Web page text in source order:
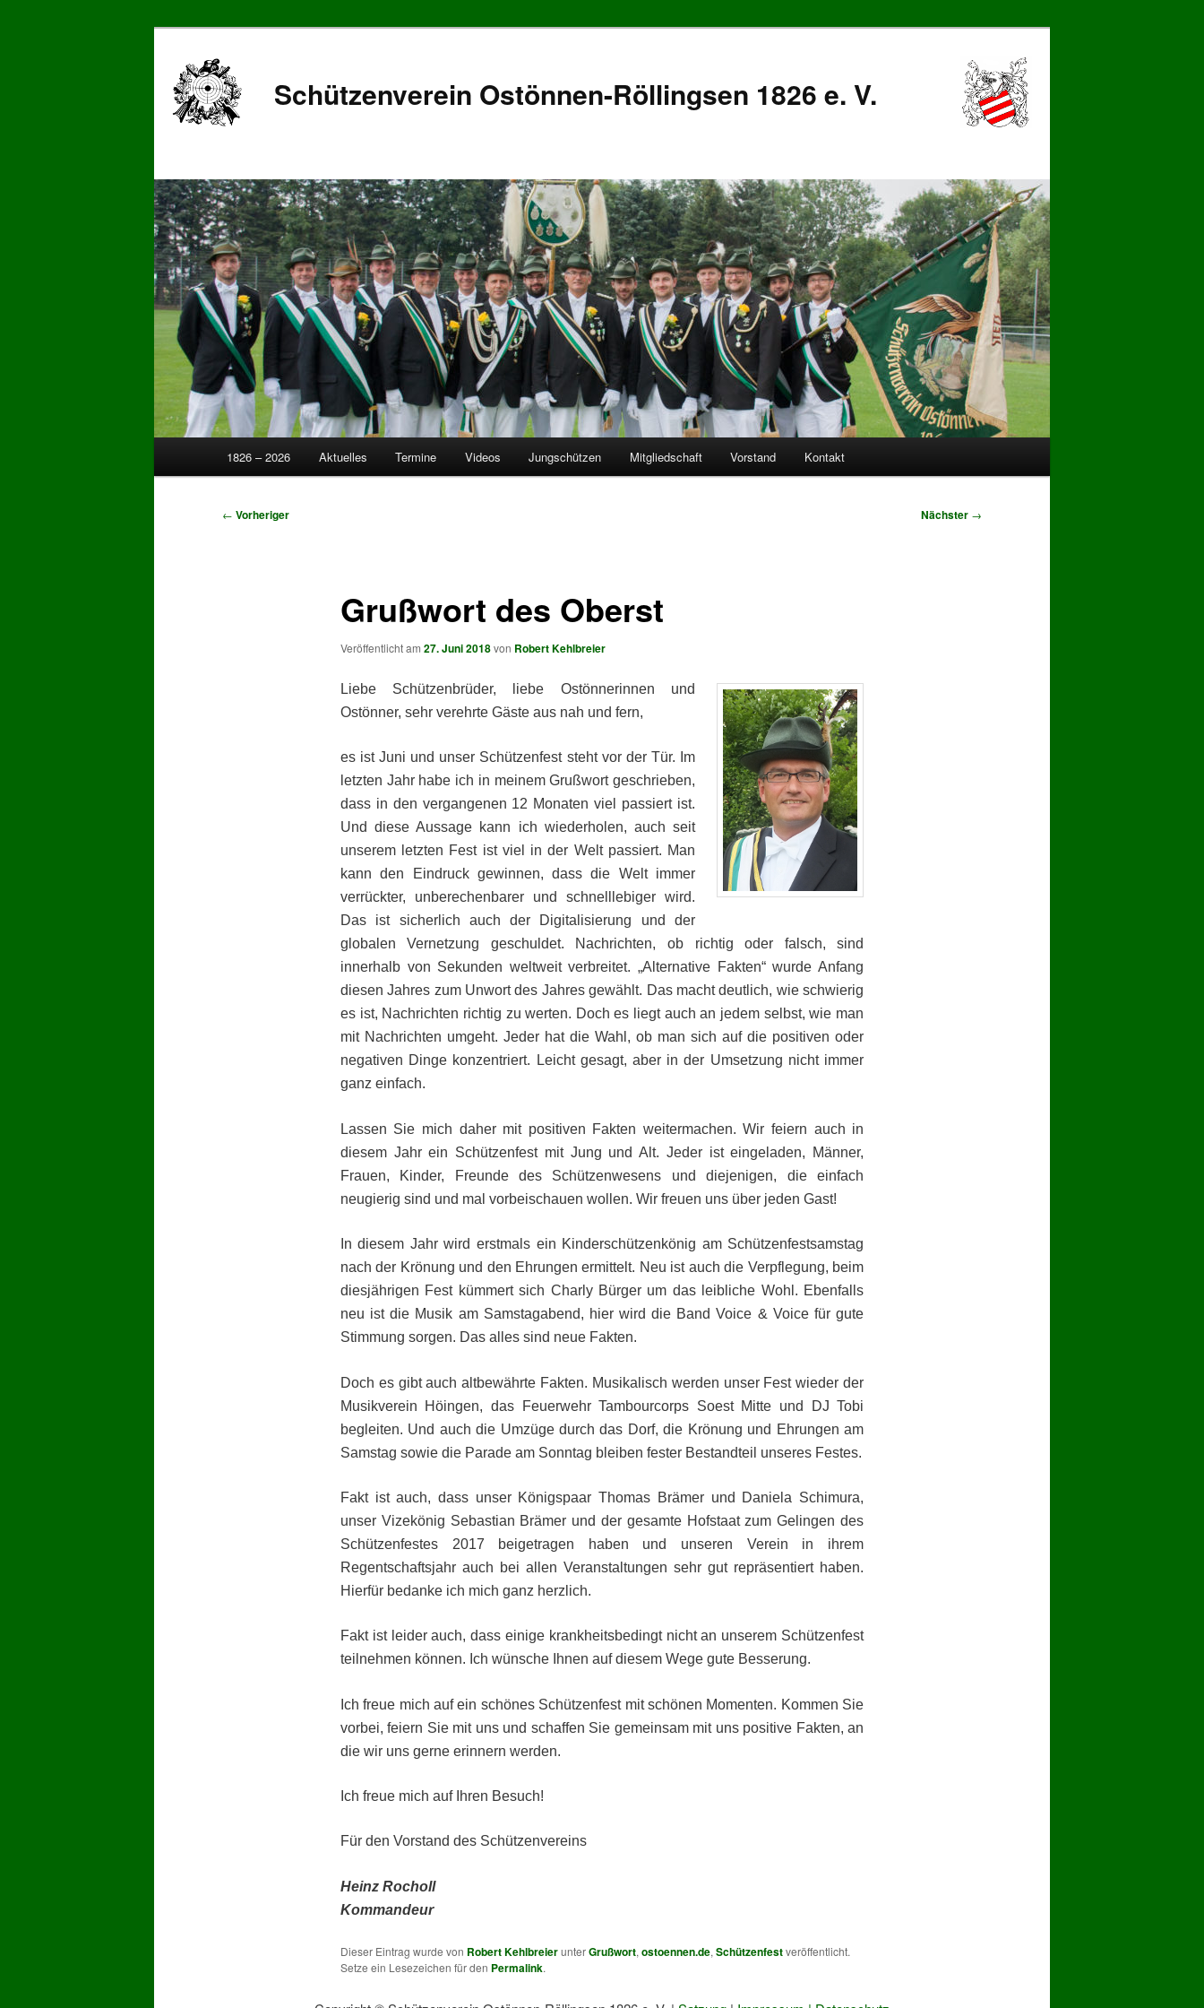
Schützenverein Ostönnen-Röllingsen 1826 e. V.
Zum
Zum
1826 – 2026 Aktuelles Termine Videos Jungschützen Mitgliedschaft Vorstand Kontakt
Beitragsnavigation
← Vorheriger Nächster →
Grußwort des Oberst
Veröffentlicht am 27. Juni 2018von Robert Kehlbreier
Liebe Schützenbrüder, liebe Ostönnerinnen und
Ostönner, sehr verehrte Gäste aus nah und fern,
es ist Juni und unser Schützenfest steht vor der Tür. Im
letzten Jahr habe ich in meinem Grußwort geschrieben,
dass in den vergangenen 12 Monaten viel passiert ist.
Und diese Aussage kann ich wiederholen, auch seit
unserem letzten Fest ist viel in der Welt passiert. Man
kann den Eindruck gewinnen, dass die Welt immer
verrückter, unberechenbarer und schnelllebiger wird.
Das ist sicherlich auch der Digitalisierung und der
globalen Vernetzung geschuldet. Nachrichten, ob richtig oder falsch, sind
innerhalb von Sekunden weltweit verbreitet. „Alternative Fakten“ wurde Anfang
diesen Jahres zum Unwort des Jahres gewählt. Das macht deutlich, wie schwierig
es ist, Nachrichten richtig zu werten. Doch es liegt auch an jedem selbst, wie man
mit Nachrichten umgeht. Jeder hat die Wahl, ob man sich auf die positiven oder
negativen Dinge konzentriert. Leicht gesagt, aber in der Umsetzung nicht immer
ganz einfach.
Lassen Sie mich daher mit positiven Fakten weitermachen. Wir feiern auch in
diesem Jahr ein Schützenfest mit Jung und Alt. Jeder ist eingeladen, Männer,
Frauen, Kinder, Freunde des Schützenwesens und diejenigen, die einfach
neugierig sind und mal vorbeischauen wollen. Wir freuen uns über jeden Gast!
In diesem Jahr wird erstmals ein Kinderschützenkönig am Schützenfestsamstag
nach der Krönung und den Ehrungen ermittelt. Neu ist auch die Verpflegung, beim
diesjährigen Fest kümmert sich Charly Bürger um das leibliche Wohl. Ebenfalls
neu ist die Musik am Samstagabend, hier wird die Band Voice & Voice für gute
Stimmung sorgen. Das alles sind neue Fakten.
Doch es gibt auch altbewährte Fakten. Musikalisch werden unser Fest wieder der
Musikverein Höingen, das Feuerwehr Tambourcorps Soest Mitte und DJ Tobi
begleiten. Und auch die Umzüge durch das Dorf, die Krönung und Ehrungen am
Samstag sowie die Parade am Sonntag bleiben fester Bestandteil unseres Festes.
Fakt ist auch, dass unser Königspaar Thomas Brämer und Daniela Schimura,
unser Vizekönig Sebastian Brämer und der gesamte Hofstaat zum Gelingen des
Schützenfestes 2017 beigetragen haben und unseren Verein in ihrem
Regentschaftsjahr auch bei allen Veranstaltungen sehr gut repräsentiert haben.
Hierfür bedanke ich mich ganz herzlich.
Fakt ist leider auch, dass einige krankheitsbedingt nicht an unserem Schützenfest
teilnehmen können. Ich wünsche Ihnen auf diesem Wege gute Besserung.
Ich freue mich auf ein schönes Schützenfest mit schönen Momenten. Kommen Sie
vorbei, feiern Sie mit uns und schaffen Sie gemeinsam mit uns positive Fakten, an
die wir uns gerne erinnern werden.
Ich freue mich auf Ihren Besuch!
Für den Vorstand des Schützenvereins
Heinz Rocholl
Kommandeur
Dieser Eintrag wurde von Robert KehlbreierunterGrußwort, ostoennen.de, Schützenfestveröffentlicht.
Setze ein Lesezeichen für den Permalink.